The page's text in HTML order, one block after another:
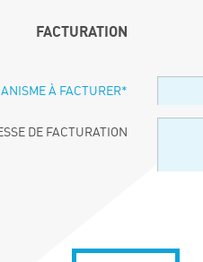
FACTURATION
À FACTURER*
DE FACTURATION